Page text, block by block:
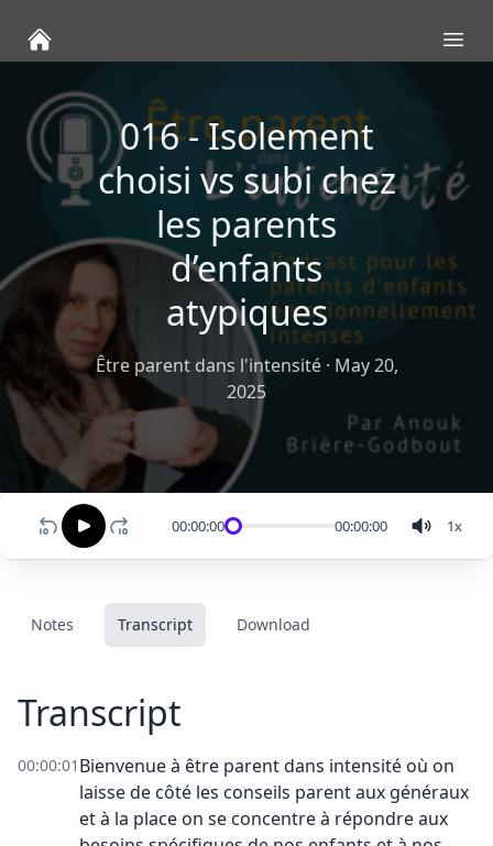
016 - Isolement
choisi vs subi chez
les parents
d’enfants
atypiques
Être parent dans l'intensité· May 20,
2025
00:00:00 00:00:00 1x
Notes Transcript Download
Transcript
00:00:01 Bienvenue à être parent dans intensité où on
laisse de côté les conseils parent aux généraux
et à la place on se concentre à répondre aux